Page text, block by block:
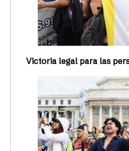
Victoria legal para las